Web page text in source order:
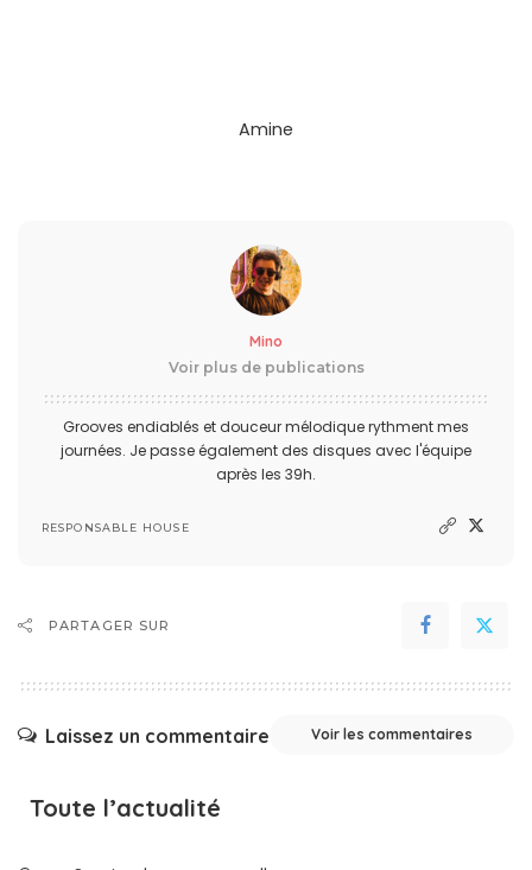
Amine
Mino
Voir plus de publications
Grooves endiablés et douceur mélodique rythment mes
journées. Je passe également des disques avec l'équipe
après les 39h.
RESPONSABLE HOUSE
PARTAGER SUR
Laissez un commentaire Voir les commentaires
Toute l’actualité